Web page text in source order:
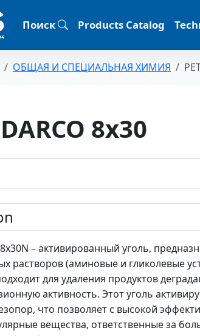
Поиск Products Catalog
ОБЩАЯ И СПЕЦИАЛЬНАЯ ХИМИЯ
8x30
8x30N – активированный уголь,
растворов (аминовые и гликолевые
для удаления продуктов
активность. Этот уголь
что позволяет с высокой
вещества, ответственные за